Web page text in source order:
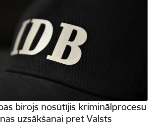
birojs nosūtījis kriminālprocesu
uzsākšanai pret Valsts